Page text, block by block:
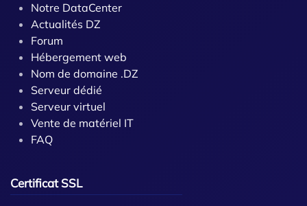
Notre DataCenter
Actualités DZ
Forum
Hébergement web
Nom de domaine .DZ
Serveur dédié
Serveur virtuel
Vente de matériel IT
FAQ
Certificat SSL